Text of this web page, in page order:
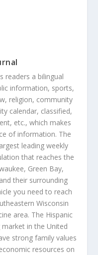
readers a bilingual
information, sports,
religion, community
calendar, classified,
etc., which makes
of information. The
leading weekly
that reaches the
Green Bay,
their surrounding
you need to reach
Wisconsin
area. The Hispanic
in the United
strong family values
resources on